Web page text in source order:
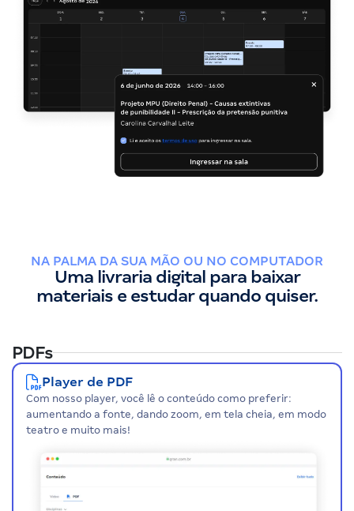
banca. Evolua sua escrita com precisão e segurança.
NA PALMA DA SUA MÃO OU NO COMPUTADOR
Uma livraria digital para baixar
materiais e estudar quando quiser.
PDFs
Player de PDF
Com nosso player, você lê o conteúdo como preferir:
aumentando a fonte, dando zoom, em tela cheia, em modo
teatro e muito mais!